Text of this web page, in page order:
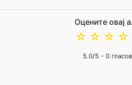
Оцените овај
☆
☆
☆
☆
5.0/5 - 0